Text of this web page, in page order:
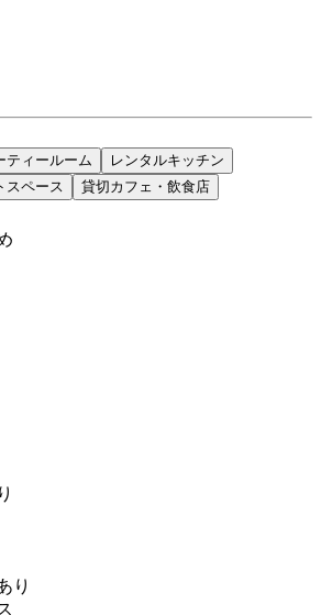
ティールーム
レンタルキッチン
スペース 貸切カフェ・飲食店
り